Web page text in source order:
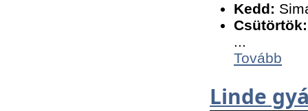
Kedd:
Csütörtök:
...
Tovább
Linde